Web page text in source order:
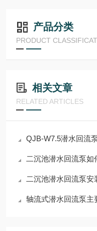
产品分类
PRODUCT
相关文章
RELATED ARTICLES
QJB-W7.5潜水回流
二沉池潜水回流泵如
二沉池潜水回流泵安
轴流式潜水回流泵主